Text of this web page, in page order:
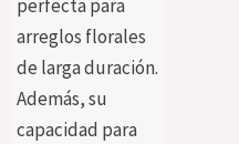
perfecta para
arreglos florales
de larga duración.
Además, su
capacidad para